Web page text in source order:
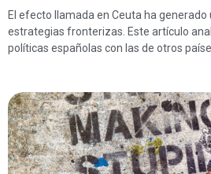
El efecto llamada en Ceuta ha
estrategias fronterizas. Este artículo
políticas españolas con las de otros